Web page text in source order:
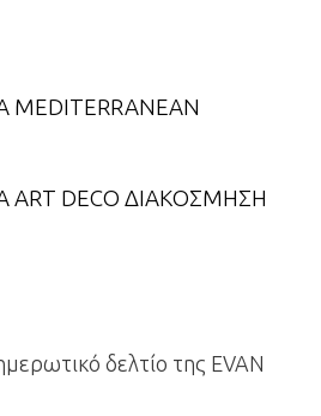
ART DECO ΔΙΑΚΟΣΜΗΣΗ
δελτίο της EVAN